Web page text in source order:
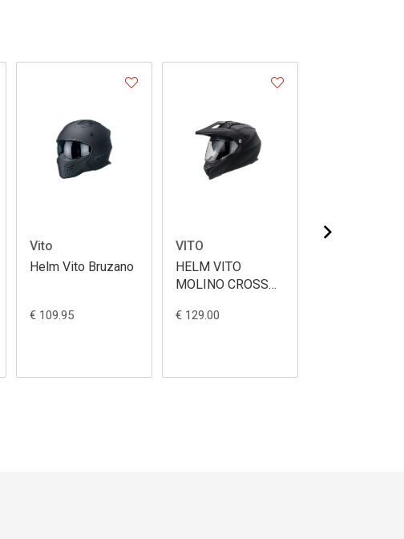
Vito
Helm Vito Bruzano
€ 109.95
VITO
HELM VITO
MOLINO CROSS
€ 129.00